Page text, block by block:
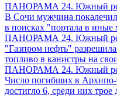
ПАНОРАМА 24. Южный
В Сочи мужчина
в поисках "портала в
ПАНОРАМА 24. Южный
"Газпром нефть"
топливо в канистры на
ПАНОРАМА 24. Южный
Число погибших в
достигло 6, среди них трое